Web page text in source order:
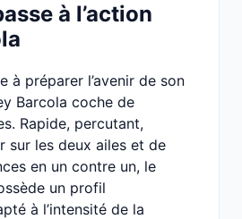
à l’action
à préparer l’avenir de son
Barcola coche de
Rapide, percutant,
sur les deux ailes et de
en un contre un, le
un profil
à l’intensité de la